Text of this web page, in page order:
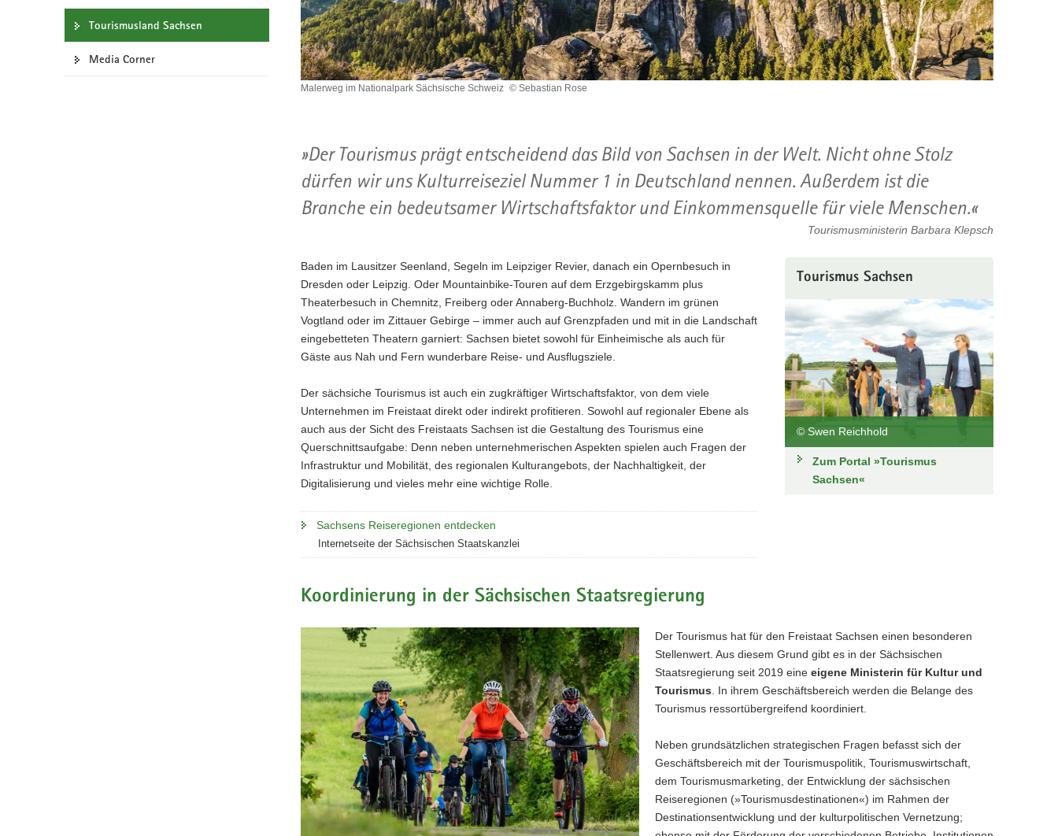
Tourismusland Sachsen
Media Corner
Malerweg im Nationalpark Sächsische Schweiz © Sebastian Rose
Sächsische
Schweiz
Der Tourismus prägt entscheidend das Bild von Sachsen in der Welt. Nicht ohne Stolz
dürfen wir uns Kulturreiseziel Nummer 1 in Deutschland nennen. Außerdem ist die
Branche ein bedeutsamer Wirtschaftsfaktor und Einkommensquelle für viele Menschen.
Tourismusministerin Barbara Klepsch
Baden im Lausitzer Seenland, Segeln im Leipziger Revier, danach ein Opernbesuch in
Dresden oder Leipzig. Oder Mountainbike-Touren auf dem Erzgebirgskamm plus
Theaterbesuch in Chemnitz, Freiberg oder Annaberg-Buchholz. Wandern im grünen
Vogtland oder im Zittauer Gebirge – immer auch auf Grenzpfaden und mit in die Landschaft
eingebetteten Theatern garniert: Sachsen bietet sowohl für Einheimische als auch für
Gäste aus Nah und Fern wunderbare Reise- und Ausflugsziele.
Der sächsiche Tourismus ist auch ein zugkräftiger Wirtschaftsfaktor, von dem viele
Unternehmen im Freistaat direkt oder indirekt profitieren. Sowohl auf regionaler Ebene als
auch aus der Sicht des Freistaats Sachsen ist die Gestaltung des Tourismus eine
Querschnittsaufgabe: Denn neben unternehmerischen Aspekten spielen auch Fragen der
Infrastruktur und Mobilität, des regionalen Kulturangebots, der Nachhaltigkeit, der
Digitalisierung und vieles mehr eine wichtige Rolle.
Sachsens Reiseregionen entdecken
Internetseite der Sächsischen Staatskanzlei
Tourismus Sachsen
© Swen Reichhold
Zum Portal »Tourismus
Sachsen«
Koordinierung in der Sächsischen Staatsregierung
Der Tourismus hat für den Freistaat Sachsen einen besonderen
Stellenwert. Aus diesem Grund gibt es in der Sächsischen
Staatsregierung seit 2019 eine eigene Ministerin für Kultur und
Tourismus . In ihrem Geschäftsbereich werden die Belange des
Tourismus ressortübergreifend koordiniert.
Neben grundsätzlichen strategischen Fragen befasst sich der
Geschäftsbereich mit der Tourismuspolitik, Tourismuswirtschaft,
dem Tourismusmarketing, der Entwicklung der sächsischen
Reiseregionen (»Tourismusdestinationen«) im Rahmen der
Destinationsentwicklung und der kulturpolitischen Vernetzung;